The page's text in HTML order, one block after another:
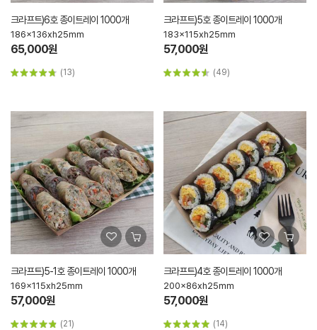
크라프트)6호 종이트레이 1000개
186x136xh25mm
65,000원
(13)
크라프트)5호 종이트레이 1000개
183x115xh25mm
57,000원
(49)
크라프트)5-1호 종이트레이 1000개
169x115xh25mm
57,000원
(21)
크라프트)4호 종이트레이 1000개
200x86xh25mm
57,000원
(14)